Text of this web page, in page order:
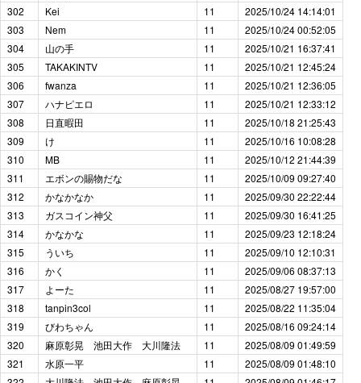
302
Kei 11
2025/10/24 14:14:01
303
Nem 11
2025/10/24 00:52:05
304
山の手 11
2025/10/21 16:37:41
305
TAKAKINTV 11
2025/10/21 12:45:24
306
fwanza 11
2025/10/21 12:36:05
307
ハナピエロ 11
2025/10/21 12:33:12
308
日直暇田 11
2025/10/18 21:25:43
309
け 11
2025/10/16 10:08:28
310
MB 11
2025/10/12 21:44:39
311
エボンの賜物だな 11
2025/10/09 09:27:40
312
かなかなか 11
2025/09/30 22:22:44
313
ガスコイン神父 11
2025/09/30 16:41:25
314
かなかな 11
2025/09/23 12:18:24
315
ういち 11
2025/09/10 12:10:31
316
かく 11
2025/09/06 08:37:13
317
よーた 11
2025/08/27 19:57:00
318
tanpin3col 11
2025/08/22 11:35:04
319
びわちゃん 11
2025/08/16 09:24:14
320
麻原彰晃 池田大作 大川隆法 11
2025/08/09 01:49:59
321
水原一平 11
2025/08/09 01:48:10